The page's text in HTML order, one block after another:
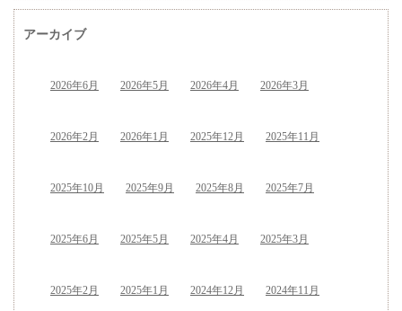
アーカイブ
2026年6月 2026年5月 2026年4月 2026年3月
2026年2月 2026年1月 2025年12月 2025年11月
2025年10月 2025年9月 2025年8月 2025年7月
2025年6月 2025年5月 2025年4月 2025年3月
2025年2月 2025年1月 2024年12月 2024年11月